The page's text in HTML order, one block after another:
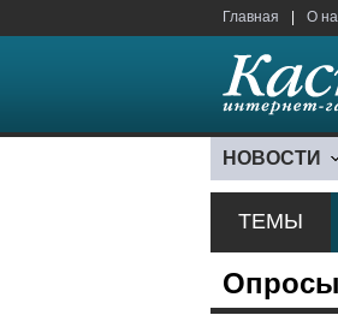
Главная О
НОВОСТИ
ТЕМЫ
Опросы